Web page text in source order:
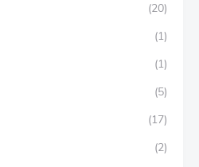
(20)
(1)
(1)
(5)
(17)
(2)